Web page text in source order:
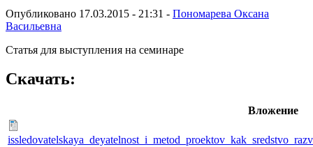
Опубликовано 17.03.2015 - 21:31 - Пономарева Оксана
Васильевна
Статья для выступления на семинаре
Скачать:
Вложение